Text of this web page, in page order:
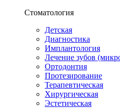
Стоматология
Детская
Диагностика
Имплантология
Лечение зубов
Ортодонтия
Протезирование
Терапевтическая
Хирургическая
Эстетическая